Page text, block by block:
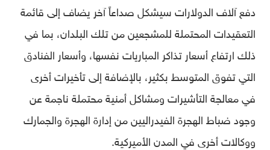
دفع آلاف الدولارات سيشكل صداعاً آخر يضاف إلى قائمة
التعقيدات المحتملة للمشجعين من تلك البلدان، بما في
ذلك ارتفاع أسعار تذاكر المباريات نفسها، وأسعار الفنادق
التي تفوق المتوسط ​​بكثير، بالإضافة إلى تأخيرات أخرى
في معالجة التأشيرات ومشاكل أمنية محتملة ناجمة عن
وجود ضباط الهجرة الفيدراليين من إدارة الهجرة والجمارك
ووكالات أخرى في المدن الأميركية.